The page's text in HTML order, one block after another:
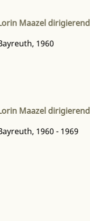
Maazel dirigierend
1960
Maazel dirigierend
1960 - 1969